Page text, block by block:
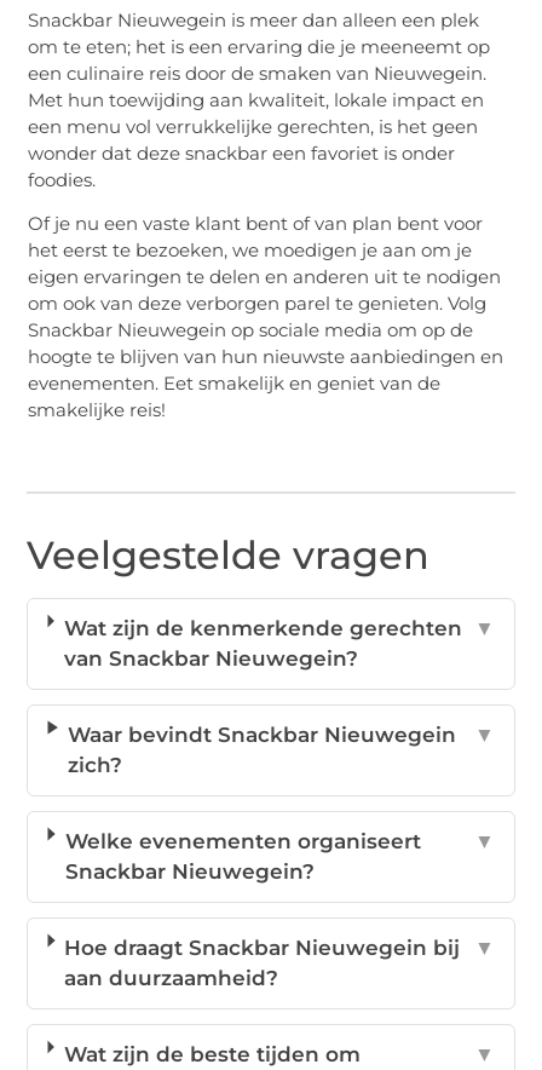
Snackbar Nieuwegein is meer dan alleen een plek
om te eten; het is een ervaring die je meeneemt op
een culinaire reis door de smaken van Nieuwegein.
Met hun toewijding aan kwaliteit, lokale impact en
een menu vol verrukkelijke gerechten, is het geen
wonder dat deze snackbar een favoriet is onder
foodies.
Of je nu een vaste klant bent of van plan bent voor
het eerst te bezoeken, we moedigen je aan om je
eigen ervaringen te delen en anderen uit te nodigen
om ook van deze verborgen parel te genieten. Volg
Snackbar Nieuwegein op sociale media om op de
hoogte te blijven van hun nieuwste aanbiedingen en
evenementen. Eet smakelijk en geniet van de
smakelijke reis!
Veelgestelde vragen
Wat zijn de kenmerkende gerechten
van Snackbar Nieuwegein?
▼
Waar bevindt Snackbar Nieuwegein
zich?
▼
Welke evenementen organiseert
Snackbar Nieuwegein?
▼
Hoe draagt Snackbar Nieuwegein bij
aan duurzaamheid?
▼
Wat zijn de beste tijden om
▼